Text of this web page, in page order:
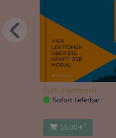
Buch (Hardcover)
Sofort lieferbar
15,00 €*